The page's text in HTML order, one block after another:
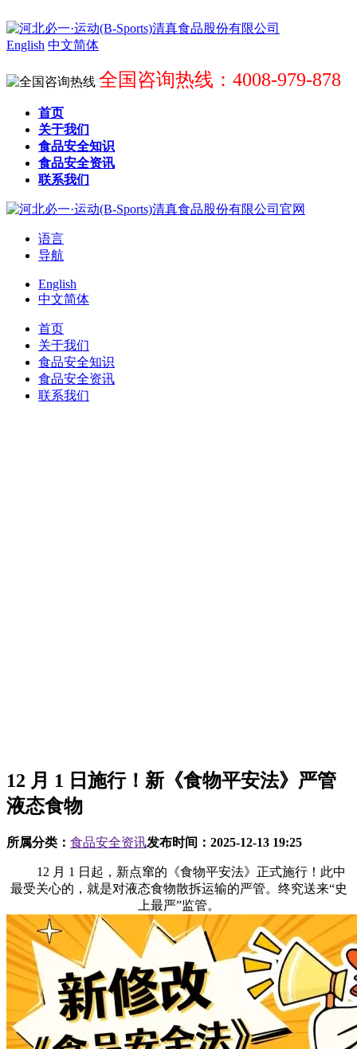
English 中文简体
全国咨询热线：4008-979-878
首页
关于我们
食品安全知识
食品安全资讯
联系我们
语言
导航
English
中文简体
首页
关于我们
食品安全知识
食品安全资讯
联系我们
12 月 1 日施行！新《食物平安法》严管
液态食物
所属分类： 食品安全资讯发布时间： 2025-12-13 19:25
12 月 1 日起，新点窜的《食物平安法》正式施行！此中
最受关心的，就是对液态食物散拆运输的严管。终究送来“史
上最严”监管。